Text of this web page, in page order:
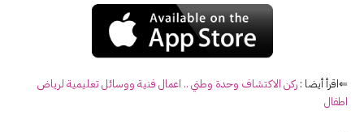
⇐اقرأ أيضا : ركن الاكتشاف وحدة وطني .. اعمال فنية ووسائل تعليمية لرياض
اطفال